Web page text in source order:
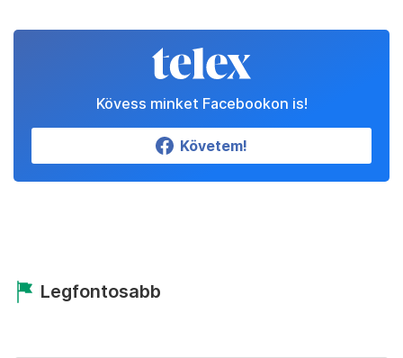
Kövess minket Facebookon is!
Követem!
Legfontosabb